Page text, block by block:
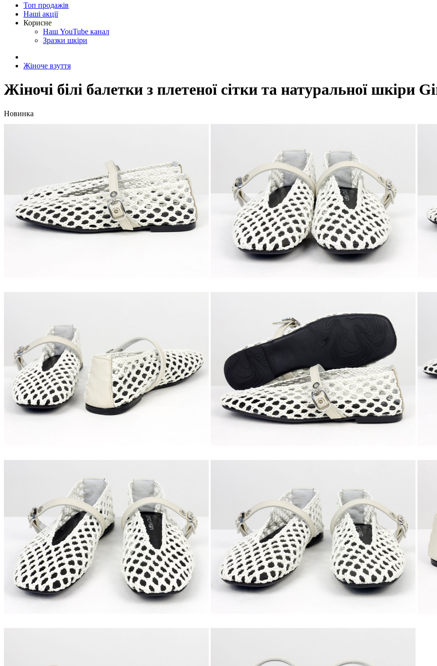
Топ продажів
Наші акції
Корисне
Наш YouTube канал
Зразки шкіри
Жіноче взуття
Жіночі білі балетки з плетеної сітки та натуральної шкіри
Новинка